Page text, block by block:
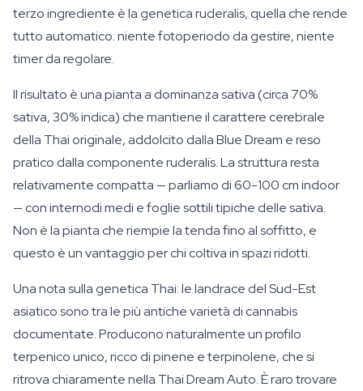
terzo ingrediente è la genetica ruderalis, quella che rende
tutto automatico: niente fotoperiodo da gestire, niente
timer da regolare.
Il risultato è una pianta a dominanza sativa (circa 70%
sativa, 30% indica) che mantiene il carattere cerebrale
della Thai originale, addolcito dalla Blue Dream e reso
pratico dalla componente ruderalis. La struttura resta
relativamente compatta — parliamo di 60-100 cm indoor
— con internodi medi e foglie sottili tipiche delle sativa.
Non è la pianta che riempie la tenda fino al soffitto, e
questo è un vantaggio per chi coltiva in spazi ridotti.
Una nota sulla genetica Thai: le landrace del Sud-Est
asiatico sono tra le più antiche varietà di cannabis
documentate. Producono naturalmente un profilo
terpenico unico, ricco di pinene e terpinolene, che si
ritrova chiaramente nella Thai Dream Auto. È raro trovare